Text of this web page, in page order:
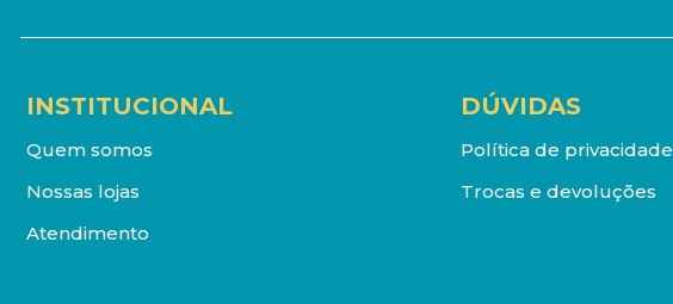
INSTITUCIONAL
Quem somos
Nossas lojas
Atendimento
DÚVIDAS
Política de privacidade
Trocas e devoluções